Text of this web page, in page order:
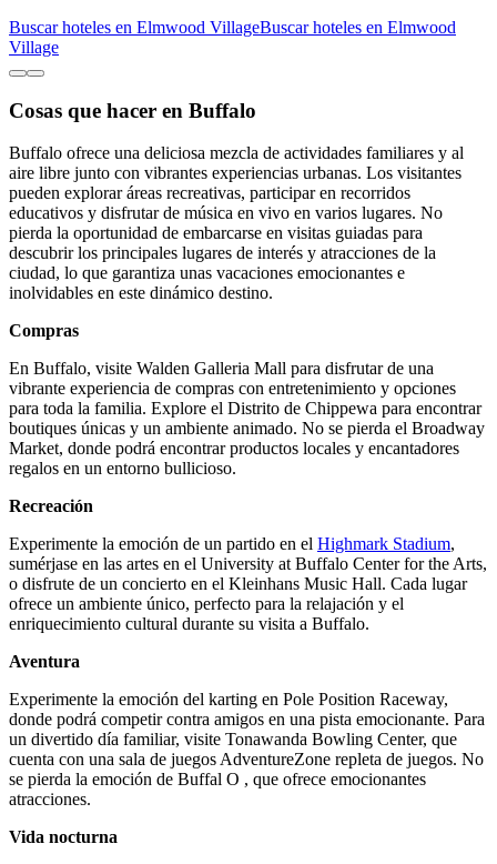
Buscar hoteles en Elmwood VillageBuscar hoteles en Elmwood
Village
Cosas que hacer en Buffalo
Buffalo ofrece una deliciosa mezcla de actividades familiares y al
aire libre junto con vibrantes experiencias urbanas. Los visitantes
pueden explorar áreas recreativas, participar en recorridos
educativos y disfrutar de música en vivo en varios lugares. No
pierda la oportunidad de embarcarse en visitas guiadas para
descubrir los principales lugares de interés y atracciones de la
ciudad, lo que garantiza unas vacaciones emocionantes e
inolvidables en este dinámico destino.
Compras
En Buffalo, visite Walden Galleria Mall para disfrutar de una
vibrante experiencia de compras con entretenimiento y opciones
para toda la familia. Explore el Distrito de Chippewa para encontrar
boutiques únicas y un ambiente animado. No se pierda el Broadway
Market, donde podrá encontrar productos locales y encantadores
regalos en un entorno bullicioso.
Recreación
Experimente la emoción de un partido en el Highmark Stadium,
sumérjase en las artes en el University at Buffalo Center for the Arts,
o disfrute de un concierto en el Kleinhans Music Hall. Cada lugar
ofrece un ambiente único, perfecto para la relajación y el
enriquecimiento cultural durante su visita a Buffalo.
Aventura
Experimente la emoción del karting en Pole Position Raceway,
donde podrá competir contra amigos en una pista emocionante. Para
un divertido día familiar, visite Tonawanda Bowling Center, que
cuenta con una sala de juegos AdventureZone repleta de juegos. No
se pierda la emoción de Buffal O , que ofrece emocionantes
atracciones.
Vida nocturna